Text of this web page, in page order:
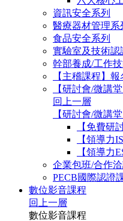
資訊安全系列
醫療器材管理系
食品安全系列
實驗室及技術認
幹部養成/工作技
【主稽課程】報
【研討會/微講
回上一層
【研討會/微講
【免費研
【領導力
【領導力
企業包班/合作
PECB國際認證
數位影音課程
回上一層
數位影音課程